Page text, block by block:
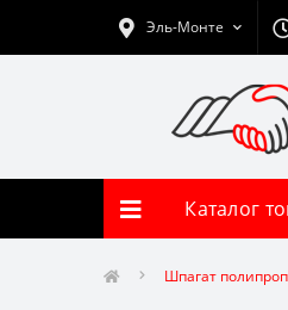
Эль-Монте
Каталог
Шпагат